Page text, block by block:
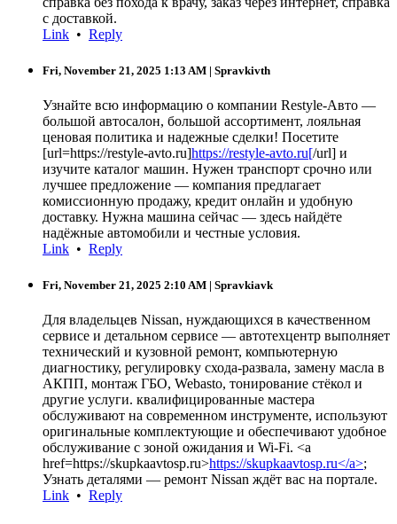
с доставкой.
Link • Reply
Fri, November 21, 2025 1:13 AM | Spravkivth
Узнайте всю информацию о компании Restyle-Авто —
большой автосалон, большой ассортимент, лояльная
ценовая политика и надежные сделки! Посетите
[url=https://restyle-avto.ru]https://restyle-avto.ru[/url] и
изучите каталог машин. Нужен транспорт срочно или
лучшее предложение — компания предлагает
комиссионную продажу, кредит онлайн и удобную
доставку. Нужна машина сейчас — здесь найдёте
надёжные автомобили и честные условия.
Link • Reply
Fri, November 21, 2025 2:10 AM | Spravkiavk
Для владельцев Nissan, нуждающихся в качественном
сервисе и детальном сервисе — автотехцентр выполняет
технический и кузовной ремонт, компьютерную
диагностику, регулировку схода-развала, замену масла в
АКПП, монтаж ГБО, Webasto, тонирование стёкол и
другие услуги. квалифицированные мастера
обслуживают на современном инструменте, используют
оригинальные комплектующие и обеспечивают удобное
обслуживание с зоной ожидания и Wi-Fi. <a
href=https://skupkaavtosp.ru>https://skupkaavtosp.ru</a>;
Узнать деталями — ремонт Nissan ждёт вас на портале.
Link • Reply